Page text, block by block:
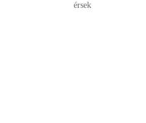
érsek